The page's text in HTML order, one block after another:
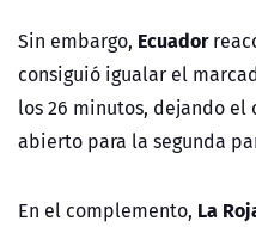
Sin embargo, Ecuador
consiguió igualar el
los 26 minutos, dejando
abierto para la segunda
En el complemento, La